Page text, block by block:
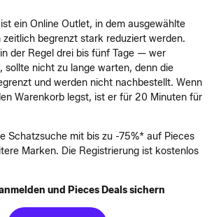
ein Online Outlet, in dem ausgewählte
zeitlich begrenzt stark reduziert werden.
der Regel drei bis fünf Tage — wer
sollte nicht zu lange warten, denn die
und werden nicht nachbestellt. Wenn
Warenkorb legst, ist er für 20 Minuten für
Schatzsuche mit bis zu -75%* auf Pieces
Marken. Die Registrierung ist kostenlos
und Pieces Deals sichern